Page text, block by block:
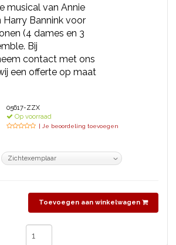
musical van Annie
Harry Bannink voor
(4 dames en 3
Bij
contact met ons
een offerte op maat
05617-ZZX
Op voorraad
| Je beoordeling toevoegen
Toevoegen aan winkelwagen